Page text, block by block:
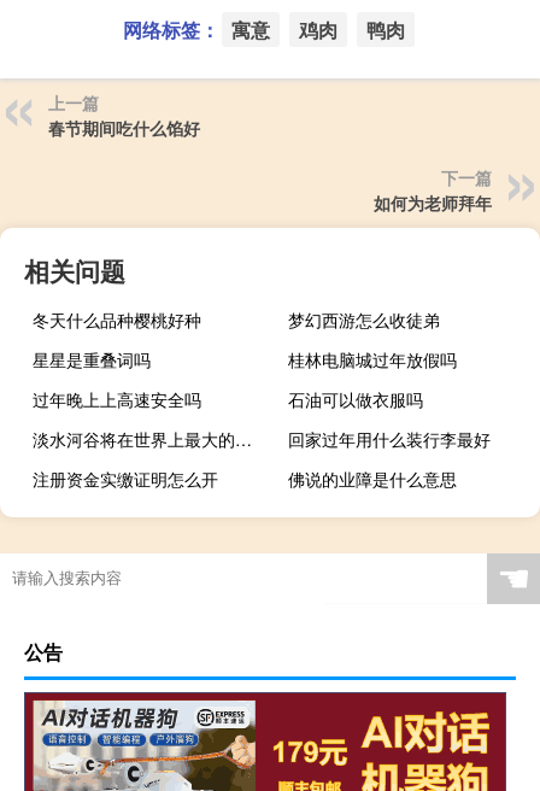
网络标签： 寓意 鸡肉 鸭肉
上一篇
春节期间吃什么馅好
下一篇
如何为老师拜年
相关问题
冬天什么品种樱桃好种
梦幻西游怎么收徒弟
星星是重叠词吗
桂林电脑城过年放假吗
过年晚上上高速安全吗
石油可以做衣服吗
淡水河谷将在世界上最大的矿砂船上安装风力推进系统 助力铁矿石海运脱碳
回家过年用什么装行李最好
注册资金实缴证明怎么开
佛说的业障是什么意思
☚
公告